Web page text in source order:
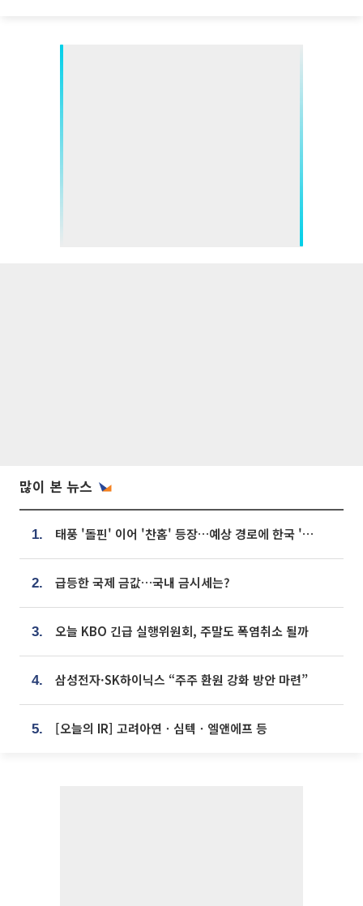
많이 본 뉴스
1. 태풍 '돌핀' 이어 '찬홈' 등장…예상 경로에 한국 '한숨'
2. 급등한 국제 금값…국내 금시세는?
3. 오늘 KBO 긴급 실행위원회, 주말도 폭염취소 될까
4. 삼성전자·SK하이닉스 “주주 환원 강화 방안 마련”
5. [오늘의 IR] 고려아연ㆍ심텍ㆍ엘앤에프 등